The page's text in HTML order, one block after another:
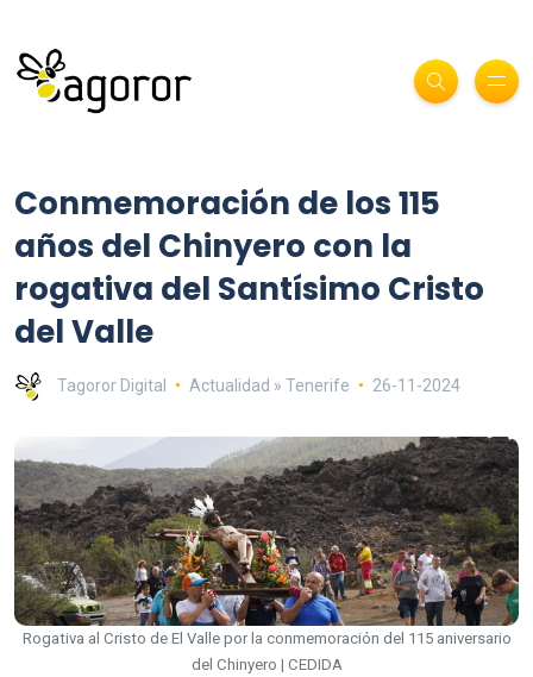
Conmemoración de los 115
años del Chinyero con la
rogativa del Santísimo Cristo
del Valle
Tagoror Digital Actualidad » Tenerife 26-11-2024
Rogativa al Cristo de El Valle por la conmemoración del 115 aniversario
del Chinyero | CEDIDA